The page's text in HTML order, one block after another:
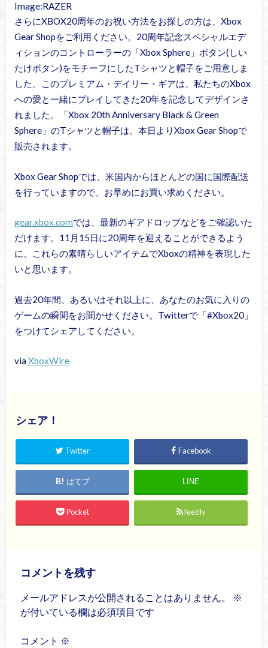
Image:RAZER
さらにXBOX20周年のお祝い方法をお探しの方は、Xbox
Gear Shopをご利用ください。20周年記念スペシャルエデ
ィションのコントローラーの「Xbox Sphere」ボタン(しい
たけボタン)をモチーフにしたTシャツと帽子をご用意しま
した。このプレミアム・デイリー・ギアは、私たちのXbox
への愛と一緒にプレイしてきた20年を記念してデザインさ
れました。「Xbox 20th Anniversary Black & Green
Sphere」のTシャツと帽子は、本日よりXbox Gear Shopで
販売されます。
Xbox Gear Shopでは、米国内からほとんどの国に国際配送
を行っていますので、お早めにお買い求めください。
gear.xbox.comでは、最新のギアドロップなどをご確認いた
だけます。11月15日に20周年を迎えることができるよう
に、これらの素晴らしいアイテムでXboxの精神を表現した
いと思います。
過去20年間、あるいはそれ以上に、あなたのお気に入りの
ゲームの瞬間をお聞かせください。Twitterで「#Xbox20」
をつけてシェアしてください。
viaXboxWire
シェア！
Twitter Facebook
はてブ LINE
Pocket feedly
コメントを残す
メールアドレスが公開されることはありません。
※
が付いている欄は必須項目です
コメント ※